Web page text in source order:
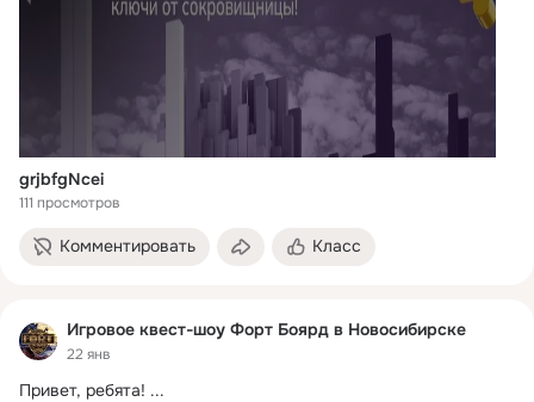
grjbfgNcei
111 просмотров
Комментировать Класс
Игровое квест-шоу Форт Боярд в Новосибирске
22 янв
Привет, ребята! ...